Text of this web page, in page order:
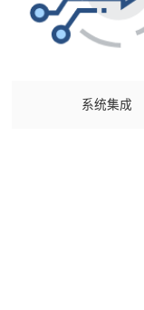
系统集成